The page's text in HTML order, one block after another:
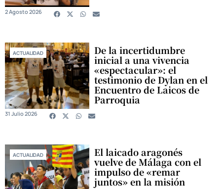
2 Agosto 2026
ACTUALIDAD De la incertidumbre
inicial a una vivencia
«espectacular»: el
testimonio de Dylan en el
Encuentro de Laicos de
Parroquia
31 Julio 2026
ACTUALIDAD El laicado aragonés
vuelve de Málaga con el
impulso de «remar
juntos» en la misión